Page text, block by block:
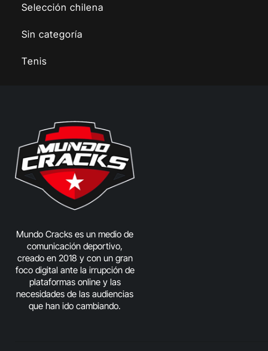
Selección chilena
Sin categoría
Tenis
Mundo Cracks es un medio de
comunicación deportivo,
creado en 2018 y con un gran
foco digital ante la irrupción de
plataformas online y las
necesidades de las audiencias
que han ido cambiando.